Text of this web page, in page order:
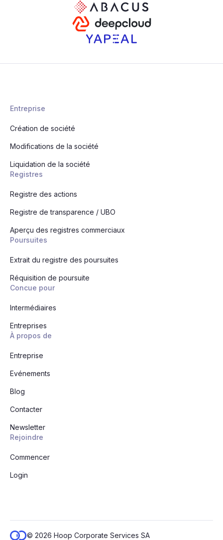
Entreprise
Création de société
Modifications de la société
Liquidation de la société
Registres
Registre des actions
Registre de transparence / UBO
Aperçu des registres commerciaux
Poursuites
Extrait du registre des poursuites
Réquisition de poursuite
Concue pour
Intermédiaires
Entreprises
À propos de
Entreprise
Evénements
Blog
Contacter
Newsletter
Rejoindre
Commencer
Login
© 2026 Hoop Corporate Services SA